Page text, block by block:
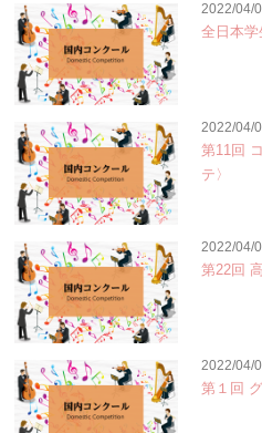
2022/04/
全日本
2022/04/
第11回
テ〉
2022/04/
第22回
2022/04/
第１回